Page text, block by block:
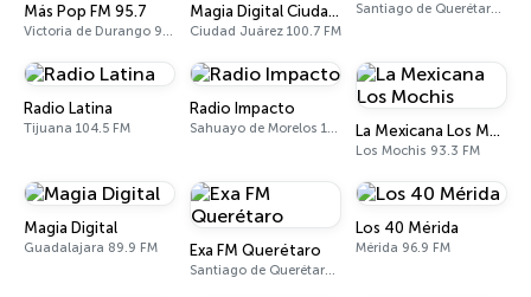
Más Pop FM 95.7
Victoria de Durango 95.7 FM
Magia Digital Ciudad Juárez
Ciudad Juárez 100.7 FM
Santiago de Querétaro 98.7 FM
Radio Latina
Tijuana 104.5 FM
Radio Impacto
Sahuayo de Morelos 1450 AM La Mexicana Los Mochis
Los Mochis 93.3 FM
Magia Digital
Guadalajara 89.9 FM Exa FM Querétaro
Santiago de Querétaro 95.5 FM
Los 40 Mérida
Mérida 96.9 FM